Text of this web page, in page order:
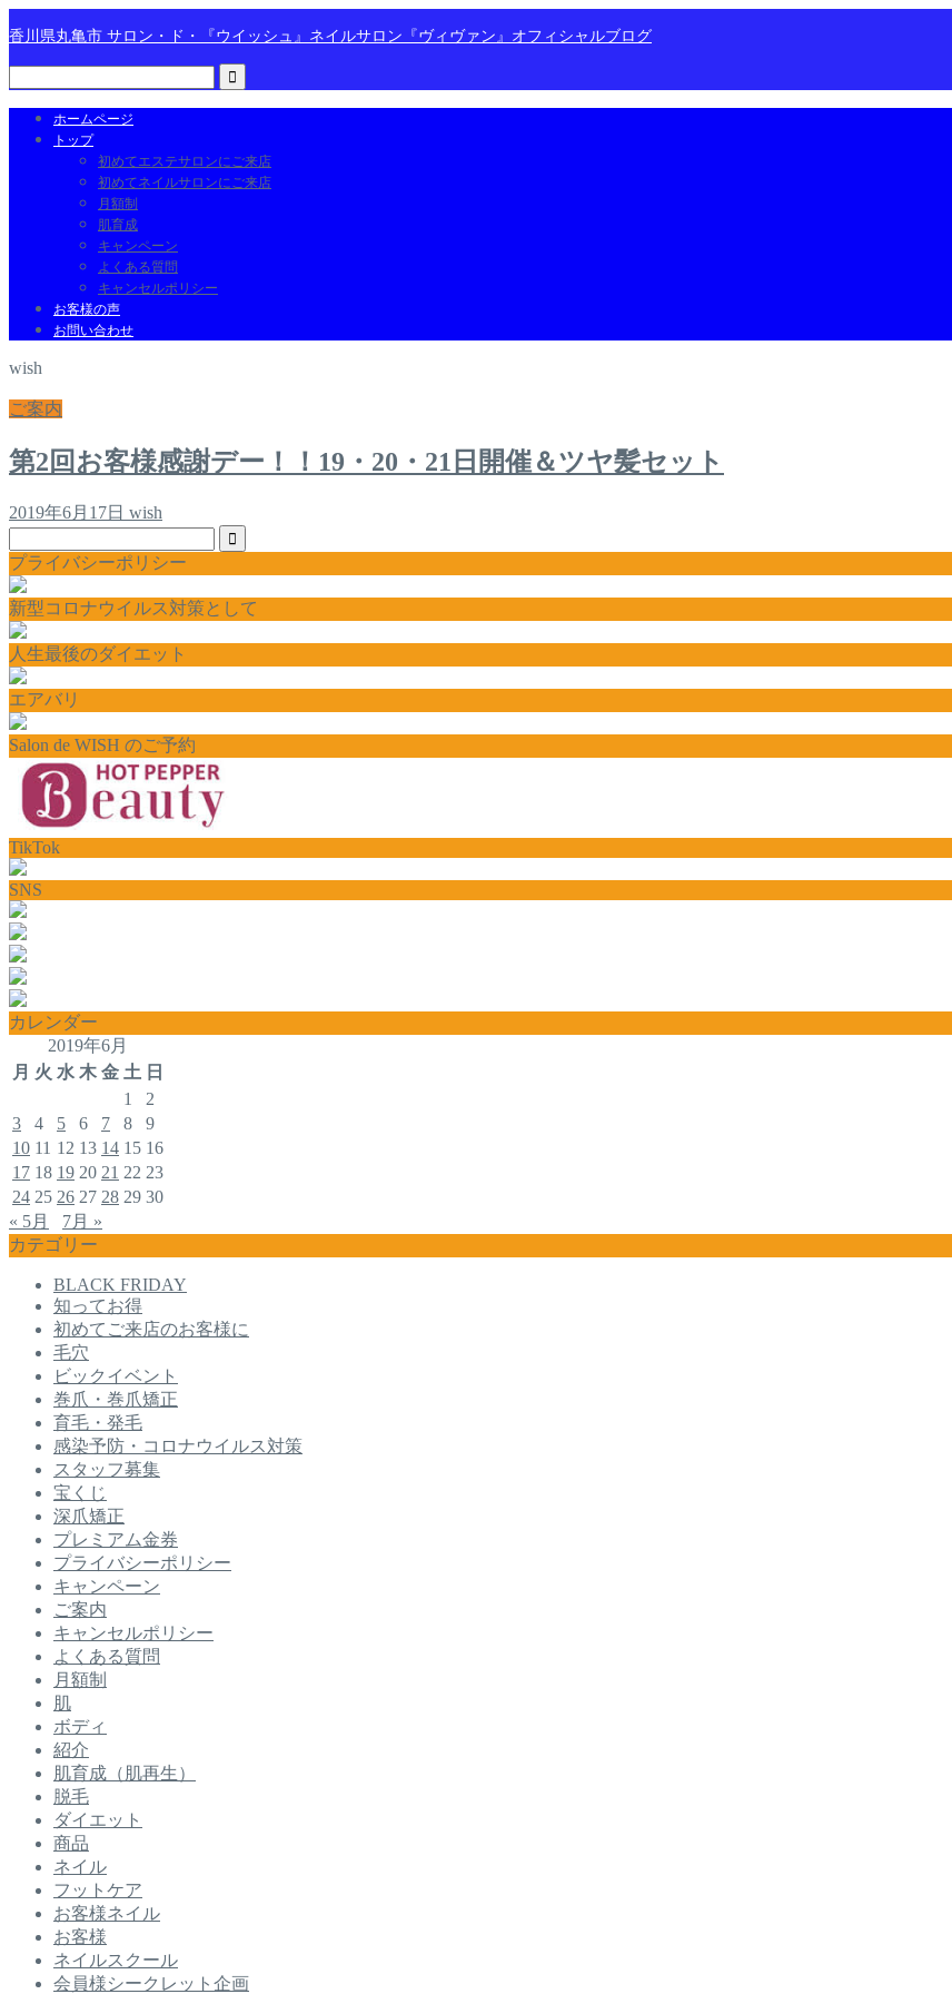
香川県丸亀市 サロン・ド・『ウイッシュ』ネイルサロン『ヴィヴァン』オフィシャルブログ
ホームページ
トップ
初めてエステサロンにご来店
初めてネイルサロンにご来店
月額制
肌育成
キャンペーン
よくある質問
キャンセルポリシー
お客様の声
お問い合わせ
wish
ご案内
第2回お客様感謝デー！！19・20・21日開催＆ツヤ髪セット
2019年6月17日 wish
プライバシーポリシー
新型コロナウイルス対策として
人生最後のダイエット
エアバリ
Salon de WISH のご予約
TikTok
SNS
カレンダー
2019年6月
月 火 水 木 金 土 日
1
2
3
4 5 6 7 8
9
10 11 12 13 14 15 16
17 18 19 20 21 22 23
24 25 26 27 28 29 30
« 5月
7月 »
カテゴリー
BLACK FRIDAY
知ってお得
初めてご来店のお客様に
毛穴
ビックイベント
巻爪・巻爪矯正
育毛・発毛
感染予防・コロナウイルス対策
スタッフ募集
宝くじ
深爪矯正
プレミアム金券
プライバシーポリシー
キャンペーン
ご案内
キャンセルポリシー
よくある質問
月額制
肌
ボディ
紹介
肌育成（肌再生）
脱毛
ダイエット
商品
ネイル
フットケア
お客様ネイル
お客様
ネイルスクール
会員様シークレット企画